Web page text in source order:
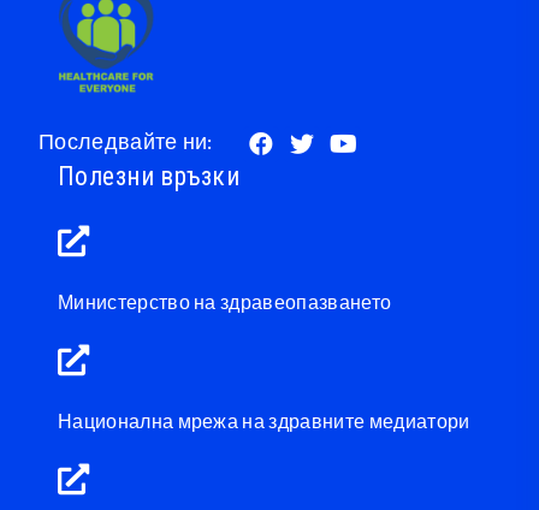
Последвайте ни:
Полезни връзки
Министерство на здравеопазването
Национална мрежа на здравните медиатори